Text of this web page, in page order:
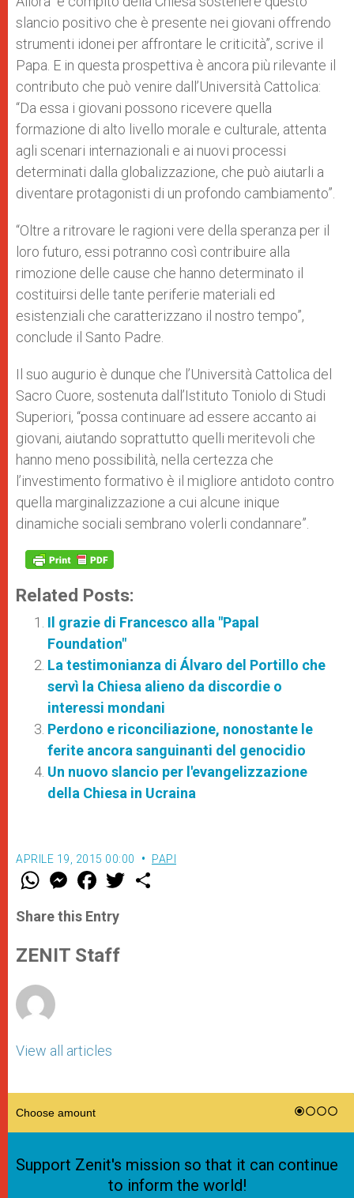
slancio positivo che è presente nei giovani offrendo
strumenti idonei per affrontare le criticità”, scrive il
Papa. E in questa prospettiva è ancora più rilevante il
contributo che può venire dall’Università Cattolica:
“Da essa i giovani possono ricevere quella
formazione di alto livello morale e culturale, attenta
agli scenari internazionali e ai nuovi processi
determinati dalla globalizzazione, che può aiutarli a
diventare protagonisti di un profondo cambiamento”.
“Oltre a ritrovare le ragioni vere della speranza per il
loro futuro, essi potranno così contribuire alla
rimozione delle cause che hanno determinato il
costituirsi delle tante periferie materiali ed
esistenziali che caratterizzano il nostro tempo”,
conclude il Santo Padre.
Il suo augurio è dunque che l’Università Cattolica del
Sacro Cuore, sostenuta dall’Istituto Toniolo di Studi
Superiori, “possa continuare ad essere accanto ai
giovani, aiutando soprattutto quelli meritevoli che
hanno meno possibilità, nella certezza che
l’investimento formativo è il migliore antidoto contro
quella marginalizzazione a cui alcune inique
dinamiche sociali sembrano volerli condannare”.
Related Posts:
Il grazie di Francesco alla "Papal
Foundation"
La testimonianza di Álvaro del Portillo che
servì la Chiesa alieno da discordie o
interessi mondani
Perdono e riconciliazione, nonostante le
ferite ancora sanguinanti del genocidio
Un nuovo slancio per l'evangelizzazione
della Chiesa in Ucraina
APRILE 19, 2015 00:00 PAPI
W
t
s
p
p
M
e
s
e
g
e
F
a
e
b
o
k
w
Share this Entry
ZENIT Staff
View all articles